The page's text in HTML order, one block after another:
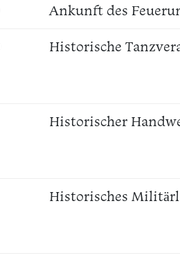
Ankunft des
Historische
Historischer
Historisches